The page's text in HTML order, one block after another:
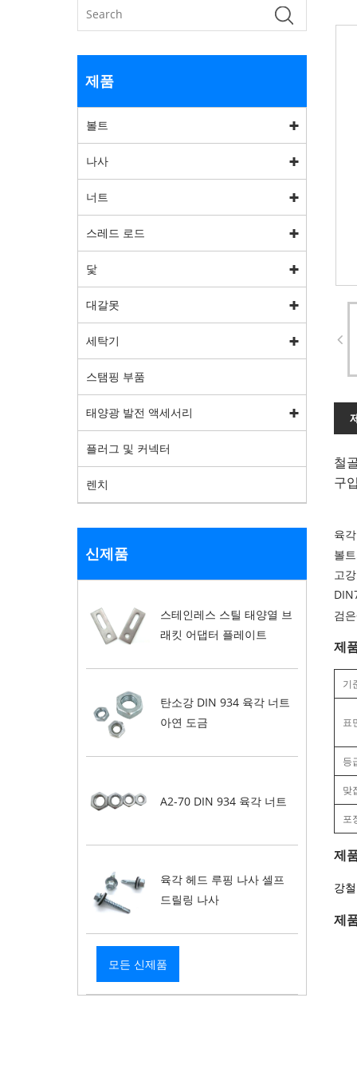
제품
볼트
나사
너트
스레드 로드
닻
대갈못
세탁기
스탬핑 부품
태양광 발전 액세서리
플러그 및 커넥터
렌치
신제품
스테인레스 스틸 태양열 브
래킷 어댑터 플레이트
탄소강 DIN 934 육각 너트
아연 도금
A2-70 DIN 934 육각 너트
육각 헤드 루핑 나사 셀프
드릴링 나사
모든 신제품
철
구
육
볼
고
검
제
기
표
등
맞
포
제
강
제